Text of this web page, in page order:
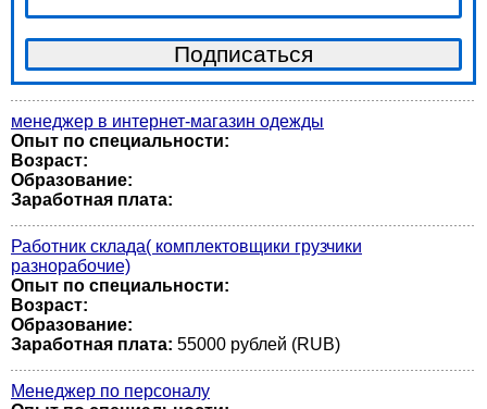
менеджер в интернет-магазин одежды
Опыт по специальности:
Возраст:
Образование:
Заработная плата:
Работник склада( комплектовщики грузчики
разнорабочие)
Опыт по специальности:
Возраст:
Образование:
Заработная плата: 55000 рублей (RUB)
Менеджер по персоналу